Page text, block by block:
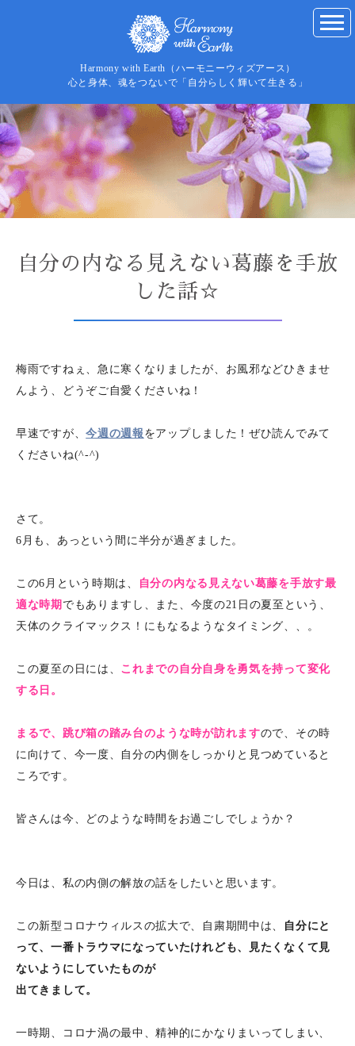
Harmony with Earth（ハーモニーウィズアース）
心と身体、魂をつないで「自分らしく輝いて生きる」
自分の内なる見えない葛藤を手放
した話☆
梅雨ですねぇ、急に寒くなりましたが、お風邪などひきませ
んよう、どうぞご自愛くださいね！
早速ですが、今週の週報 をアップしました！ぜひ読んでみて
くださいね(^-^)
さて。
6月も、あっという間に半分が過ぎました。
この6月という時期は、
自分の内なる見えない葛藤を手放す最
適な時期 でもありますし、また、今度の21日の夏至という、
天体のクライマックス！にもなるようなタイミング、、。
この夏至の日には、 これまでの自分自身を勇気を持って変化
する日。
まるで、跳び箱の踏み台のような時が訪れますので、その時
に向けて、今一度、自分の内側をしっかりと見つめていると
ころです。
皆さんは今、どのような時間をお過ごしでしょうか？
今日は、私の内側の解放の話をしたいと思います。
この新型コロナウィルスの拡大で、自粛期間中は、
自分にと
って、一番トラウマになっていたけれども、見たくなくて見
ないようにしていたものが
出てきまして。
一時期、コロナ渦の最中、精神的にかなりまいってしまい、